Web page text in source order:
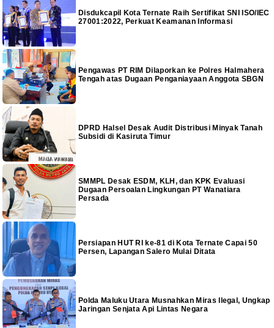
Disdukcapil Kota Ternate Raih Sertifikat SNI ISO/IEC
27001:2022, Perkuat Keamanan Informasi
Pengawas PT RIM Dilaporkan ke Polres Halmahera
Tengah atas Dugaan Penganiayaan Anggota SBGN
DPRD Halsel Desak Audit Distribusi Minyak Tanah
Subsidi di Kasiruta Timur
SMMPL Desak ESDM, KLH, dan KPK Evaluasi
Dugaan Persoalan Lingkungan PT Wanatiara
Persada
Persiapan HUT RI ke-81 di Kota Ternate Capai 50
Persen, Lapangan Salero Mulai Ditata
Polda Maluku Utara Musnahkan Miras Ilegal, Ungkap
Jaringan Senjata Api Lintas Negara